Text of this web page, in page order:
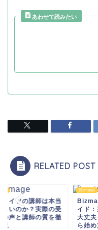
RELATED POST
メイツの講師は本当
しいのか？実際の受
の声と講師の質を徹
説
Bizmates
イド
大丈
ら始